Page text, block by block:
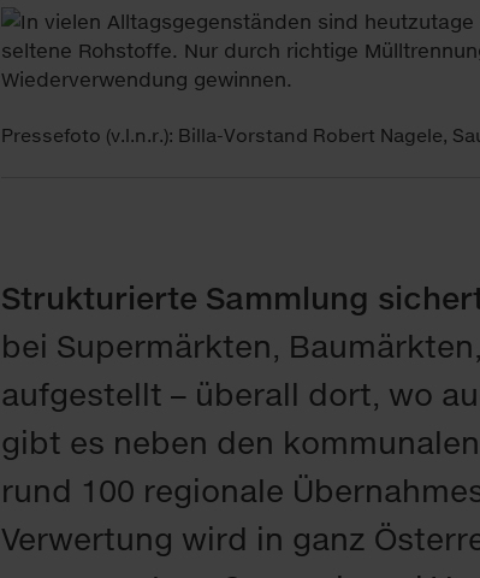
Pressefoto (v.l.n.r.): Billa-Vorstand Robert Nagele,
Strukturierte Sammlung
bei Supermärkten,
aufgestellt – überall dort, wo
gibt es neben den
rund 100 regionale
Verwertung wird in ganz